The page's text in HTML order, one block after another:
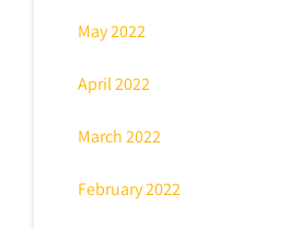
May 2022
April 2022
March 2022
February 2022